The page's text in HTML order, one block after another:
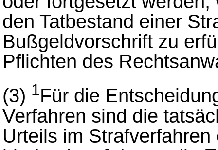
den Tatbestand einer
Bußgeldvorschrift zu
Pflichten des
(3) 1Für die
Verfahren sind die
Urteils im